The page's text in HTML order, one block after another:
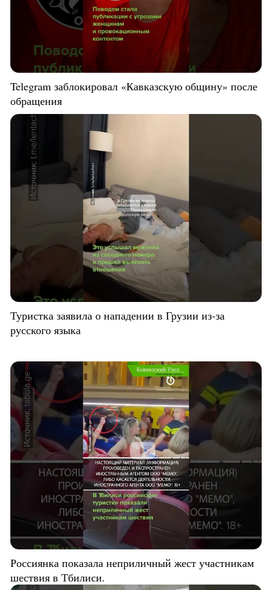
Telegram заблокировал «Кавказскую общину» после
обращения
Туристка заявила о нападении в Грузии из-за
русского языка
Россиянка показала неприличный жест участникам
шествия в Тбилиси.